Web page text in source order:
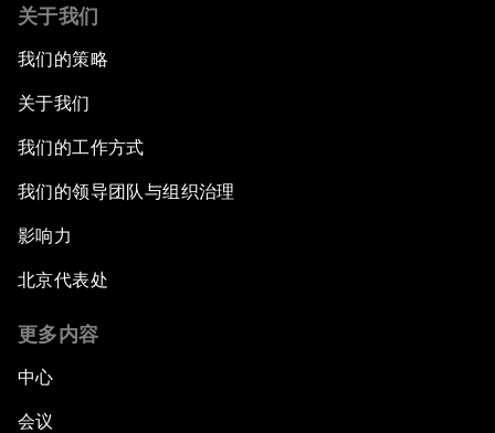
关于我们
我们的策略
关于我们
我们的工作方式
我们的领导团队与组织治理
影响力
北京代表处
更多内容
中心
会议